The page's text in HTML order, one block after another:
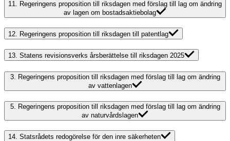
11. Regeringens proposition till riksdagen med förslag till lag om ändring
av lagen om bostadsaktiebolag
12. Regeringens proposition till riksdagen till patentlag
13. Statens revisionsverks årsberättelse till riksdagen 2025
3. Regeringens proposition till riksdagen med förslag till lag om ändring
av vattenlagen
5. Regeringens proposition till riksdagen med förslag till lag om ändring
av naturvårdslagen
14. Statsrådets redogörelse för den inre säkerheten